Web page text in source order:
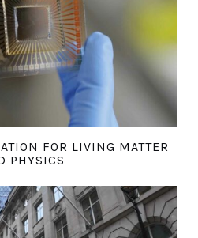
FOR LIVING MATTER
PHYSICS